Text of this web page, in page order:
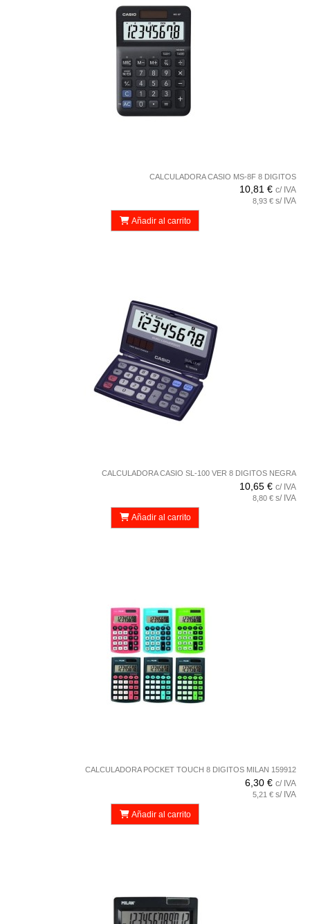
CALCULADORA CASIO MS-8F 8 DIGITOS
10,81 € c/ IVA
8,93 € s/ IVA
Añadir al carrito
CALCULADORA CASIO SL-100 VER 8 DIGITOS NEGRA
10,65 € c/ IVA
8,80 € s/ IVA
Añadir al carrito
CALCULADORA POCKET TOUCH 8 DIGITOS MILAN 159912
6,30 € c/ IVA
5,21 € s/ IVA
Añadir al carrito